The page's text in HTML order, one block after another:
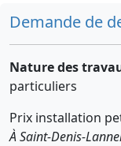
Demande de
Nature des
particuliers
Prix installation
À Saint-Denis-